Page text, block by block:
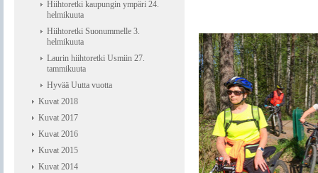
Hiihtoretki kaupungin ympäri 24.
helmikuuta
Hiihtoretki Suonummelle 3.
helmikuuta
Laurin hiihtoretki Usmiin 27.
tammikuuta
Hyvää Uutta vuotta
Kuvat 2018
Kuvat 2017
Kuvat 2016
Kuvat 2015
Kuvat 2014